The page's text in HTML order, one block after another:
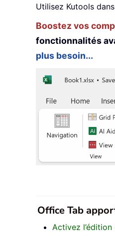
Utilisez Kutools
Boostez vos
fonctionnalités
plus besoin...
Office Tab
Activez